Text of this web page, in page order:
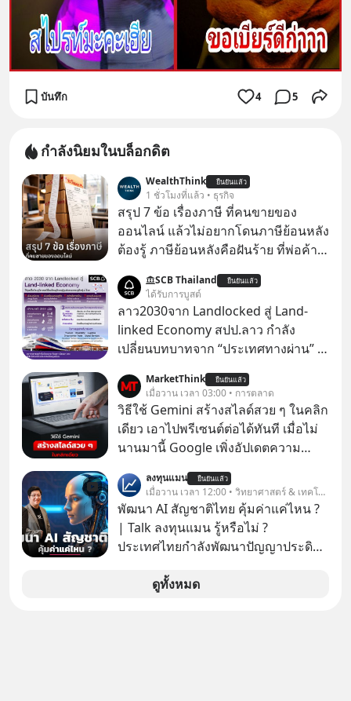
บันทึก 4 5
กำลังนิยมในบล็อกดิต
WealthThink ยืนยันแล้ว
1 ชั่วโมงที่แล้ว • ธุรกิจ
สรุป 7 ข้อ เรื่องภาษี ที่คนขายของ
ออนไลน์ แล้วไม่อยากโดนภาษีย้อนหลัง
ต้องรู้ ภาษีย้อนหลังคือฝันร้าย ที่พ่อค้า
SCB Thailand ยืนยันแล้ว
ได้รับการบูสต์
ลาว2030จาก Landlocked สู่ Land-
linked Economy สปป.ลาว กำลัง
เปลี่ยนบทบาทจาก “ประเทศทางผ่าน” สู่
ของอนุภูมิภาคลุ่มแม่น้ำโขง
MarketThink ยืนยันแล้ว
เมื่อวาน เวลา 03:00 • การตลาด
วิธีใช้ Gemini สร้างสไลด์สวย ๆ ในคลิก
เดียว เอาไปพรีเซนต์ต่อได้ทันที เมื่อไม่
นานมานี้ Google เพิ่งอัปเดตความ
สามารถใช้ Gemini ช่วยสร้างสไลด์นำ
เสนอแบบสวย ๆ ได้ในคลิกเดียว ไม่ต้อง
เสียเวลาทำเองอีกต่อไป
ลงทุนแมน ยืนยันแล้ว
เมื่อวาน เวลา 12:00 • วิทยาศาสตร์ & เทคโนโลยี
พัฒนา AI สัญชาติไทย คุ้มค่าแค่ไหน ?
| Talk ลงทุนแมน รู้หรือไม่ ?
ประเทศไทยกำลังพัฒนาปัญญาประดิษฐ์
“ThaiLLM” เพื่อให้คนไทยมีโครงสร้าง
ดูทั้งหมด